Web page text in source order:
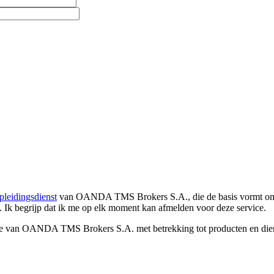
van OANDA TMS Brokers S.A., die de basis vormt
Ik begrijp dat ik me op elk moment kan afmelden voor deze service.
OANDA TMS Brokers S.A. met betrekking tot producten en